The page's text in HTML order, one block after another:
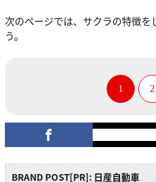
次のページでは、サクラの特徴を
う。
1 2
BRAND POST[PR]: 日産自動車